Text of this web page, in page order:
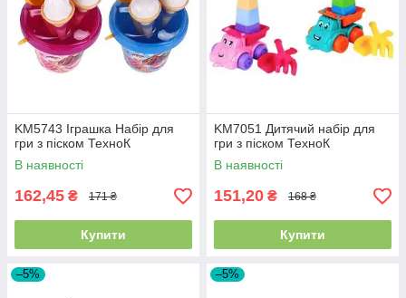
KM5743 Іграшка Набір для
гри з піском ТехноК
В наявності
162,45 ₴ 171 ₴
Купити
KM7051 Дитячий набір для
гри з піском ТехноК
В наявності
151,20 ₴ 168 ₴
Купити
–5% –5%